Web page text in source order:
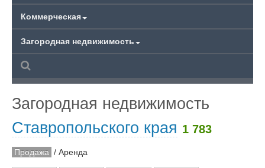
Коммерческая
Загородная недвижимость
Загородная недвижимость
Ставропольского края 1 783
Продажа / Аренда